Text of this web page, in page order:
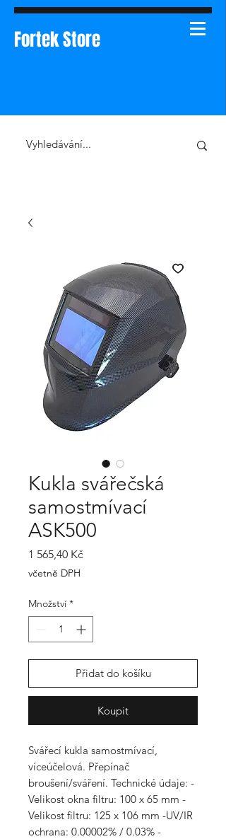
Fortek Store
Kukla svářečská
samostmívací
ASK500
1 565,40 KčCena
včetně DPH
Množství *
Přidat do košíku
Koupit
Svářecí kukla samostmívací,
víceúčelová. Přepínač
broušení/sváření. Technické údaje: -
Velikost okna filtru: 100 x 65 mm -
Velikost filtru: 125 x 106 mm -UV/IR
ochrana: 0.00002% / 0.03% -